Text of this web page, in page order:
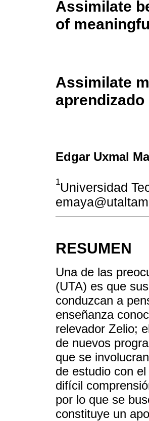
Assimilate
of
Assimilate
Edgar Uxmal
1Universidad
RESUMEN
Una de las
(UTA) es que
conduzcan a
enseñanza
relevador Zelio;
de nuevos
que se
de estudio con
difícil
por lo que se
constituye un